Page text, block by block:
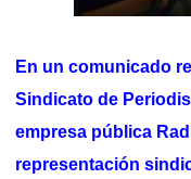
En un comunicado
Sindicato de
empresa pública
representación